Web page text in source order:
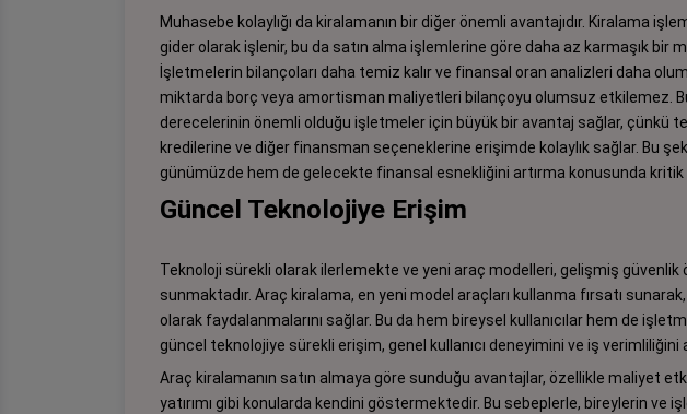
Muhasebe kolaylığı da kiralamanın bir diğer önemli avantajıdır. Kiralama
gider olarak işlenir, bu da satın alma işlemlerine göre daha az karmaşık bir
İşletmelerin bilançoları daha temiz kalır ve finansal oran analizleri daha
miktarda borç veya amortisman maliyetleri bilançoyu olumsuz etkilemez.
derecelerinin önemli olduğu işletmeler için büyük bir avantaj sağlar, çünkü
kredilerine ve diğer finansman seçeneklerine erişimde kolaylık sağlar. Bu
günümüzde hem de gelecekte finansal esnekliğini artırma konusunda kritik
Güncel Teknolojiye Erişim
Teknoloji sürekli olarak ilerlemekte ve yeni araç modelleri, gelişmiş güvenlik
sunmaktadır. Araç kiralama, en yeni model araçları kullanma fırsatı
olarak faydalanmalarını sağlar. Bu da hem bireysel kullanıcılar hem de
güncel teknolojiye sürekli erişim, genel kullanıcı deneyimini ve iş verimliliğini
Araç kiralamanın satın almaya göre sunduğu avantajlar, özellikle maliyet
yatırımı gibi konularda kendini göstermektedir. Bu sebeplerle, bireylerin ve